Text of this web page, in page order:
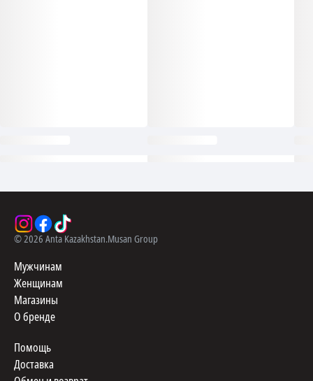
©2026 Anta Kazakhstan.Musan Group
Мужчинам
Женщинам
Магазины
О бренде
Помощь
Доставка